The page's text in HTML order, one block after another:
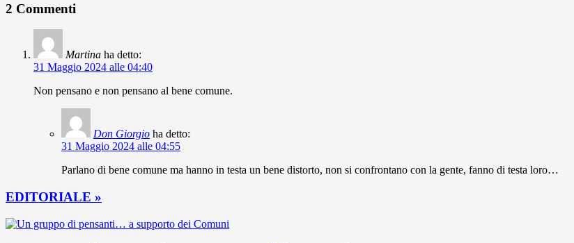
2 Commenti
Martina ha detto:
31 Maggio 2024 alle 04:40
Non pensano e non pensano al bene comune.
Don Giorgio ha detto:
31 Maggio 2024 alle 04:55
Parlano di bene comune ma hanno in testa un bene distorto, non si confrontano con la gente, fanno di testa loro…
EDITORIALE »